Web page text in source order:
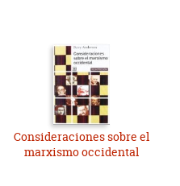
Consideraciones sobre el
marxismo occidental